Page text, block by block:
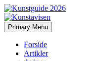
Kunstavisen
Search
Primary Menu Skip
to
Forside
Artikler